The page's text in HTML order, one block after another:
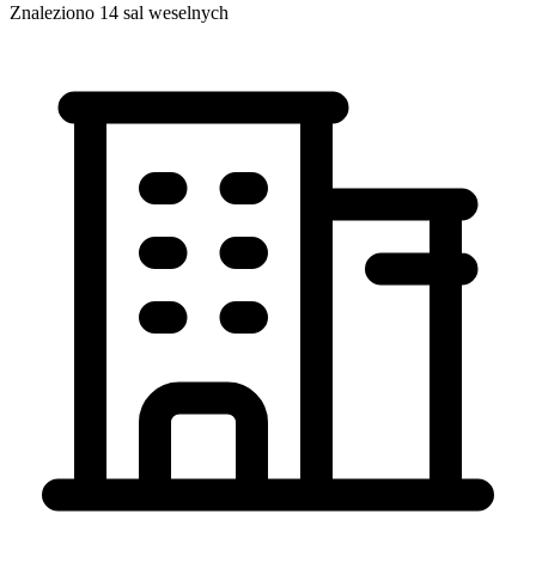
Znaleziono 14 sal weselnych